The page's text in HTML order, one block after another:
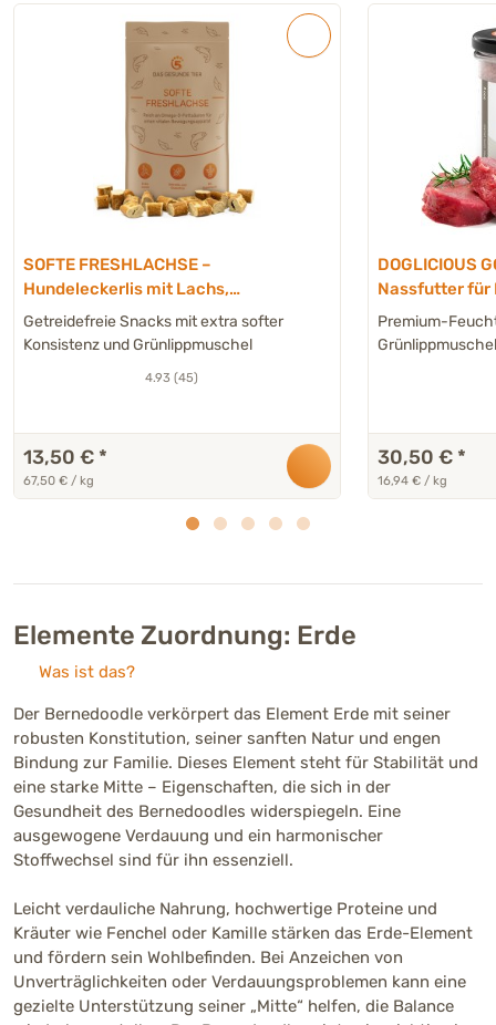
SOFTE FRESHLACHSE –
Hundeleckerlis mit Lachs,
Colostrum und Algen – 200 g
Getreidefreie Snacks mit extra softer
Konsistenz und Grünlippmuschel
4.93 (45)
13,50 € *
67,50 € / kg
DOGLICIOUS
Nassfutter für
Premium-
Grünlippmuschel
30,50 € *
16,94 € / kg
Elemente Zuordnung: Erde
Was ist das?
Der Bernedoodle verkörpert das Element Erde mit seiner
robusten Konstitution, seiner sanften Natur und engen
Bindung zur Familie. Dieses Element steht für Stabilität und
eine starke Mitte – Eigenschaften, die sich in der
Gesundheit des Bernedoodles widerspiegeln. Eine
ausgewogene Verdauung und ein harmonischer
Stoffwechsel sind für ihn essenziell.
Leicht verdauliche Nahrung, hochwertige Proteine und
Kräuter wie Fenchel oder Kamille stärken das Erde-Element
und fördern sein Wohlbefinden. Bei Anzeichen von
Unverträglichkeiten oder Verdauungsproblemen kann eine
gezielte Unterstützung seiner „Mitte“ helfen, die Balance